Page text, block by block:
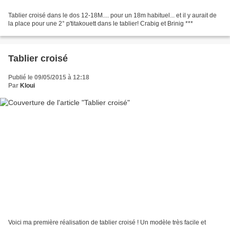
Tablier croisé dans le dos 12-18M.... pour un 18m habituel... et il y aurait de
la place pour une 2° p'titakouett dans le tablier! Crabig et Brinig ***
Tablier croisé
Publié le 09/05/2015 à 12:18
Par Kloui
Voici ma première réalisation de tablier croisé ! Un modèle très facile et